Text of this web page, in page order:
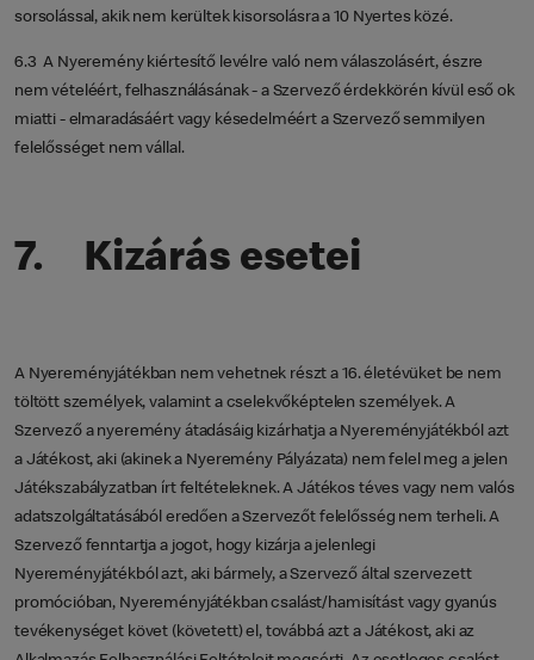
sorsolással, akik nem kerültek kisorsolásra a 10 Nyertes közé.
6.3 A Nyeremény kiértesítő levélre való nem válaszolásért, észre
nem vételéért, felhasználásának - a Szervező érdekkörén kívül eső ok
miatti - elmaradásáért vagy késedelméért a Szervező semmilyen
felelősséget nem vállal.
7. Kizárás esetei
A Nyereményjátékban nem vehetnek részt a 16. életévüket be nem
töltött személyek, valamint a cselekvőképtelen személyek. A
Szervező a nyeremény átadásáig kizárhatja a Nyereményjátékból azt
a Játékost, aki (akinek a Nyeremény Pályázata) nem felel meg a jelen
Játékszabályzatban írt feltételeknek. A Játékos téves vagy nem valós
adatszolgáltatásából eredően a Szervezőt felelősség nem terheli. A
Szervező fenntartja a jogot, hogy kizárja a jelenlegi
Nyereményjátékból azt, aki bármely, a Szervező által szervezett
promócióban, Nyereményjátékban csalást/hamisítást vagy gyanús
tevékenységet követ (követett) el, továbbá azt a Játékost, aki az